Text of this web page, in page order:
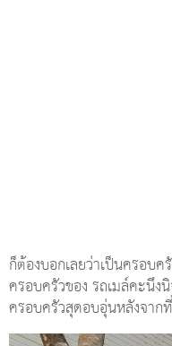
ก็ต้องบอกเลยว่าเป็นครอบ
ครอบครัวของ รถเมล์คะนึ
ครอบครัวสุดอบอุ่นหลังจาก